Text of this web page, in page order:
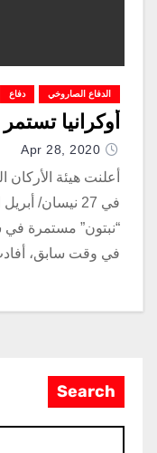
الدفاع الصاروخي دفاع
أوكرانيا
Apr 28, 2020
أعلنت هيئة الأركان
في 27 نيسان/
“نبتون” مستمرة
في وقت سابق،
Search